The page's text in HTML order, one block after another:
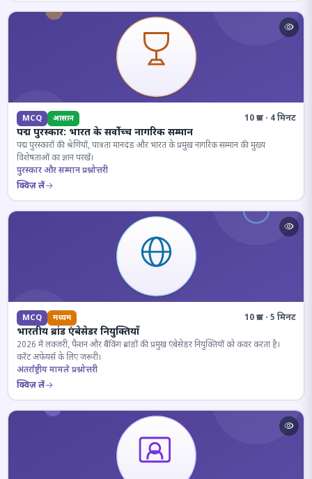
MCQ आसान 10 प्रश्न · 4 मिनट
पद्म पुरस्कार: भारत के सर्वोच्च नागरिक सम्मान
पद्म पुरस्कारों की श्रेणियों, पात्रता मानदंड और भारत के प्रमुख नागरिक सम्मान की मुख्य
विशेषताओं का ज्ञान परखें।
पुरस्कार और सम्मान प्रश्नोत्तरी
क्विज़ लें
MCQ मध्यम 10 प्रश्न · 5 मिनट
भारतीय ब्रांड एंबेसेडर नियुक्तियाँ
2026 में लक्जरी, फैशन और बैंकिंग ब्रांडों की प्रमुख एंबेसेडर नियुक्तियों को कवर करता है।
करेंट अफेयर्स के लिए जरूरी।
अंतर्राष्ट्रीय मामले प्रश्नोत्तरी
क्विज़ लें